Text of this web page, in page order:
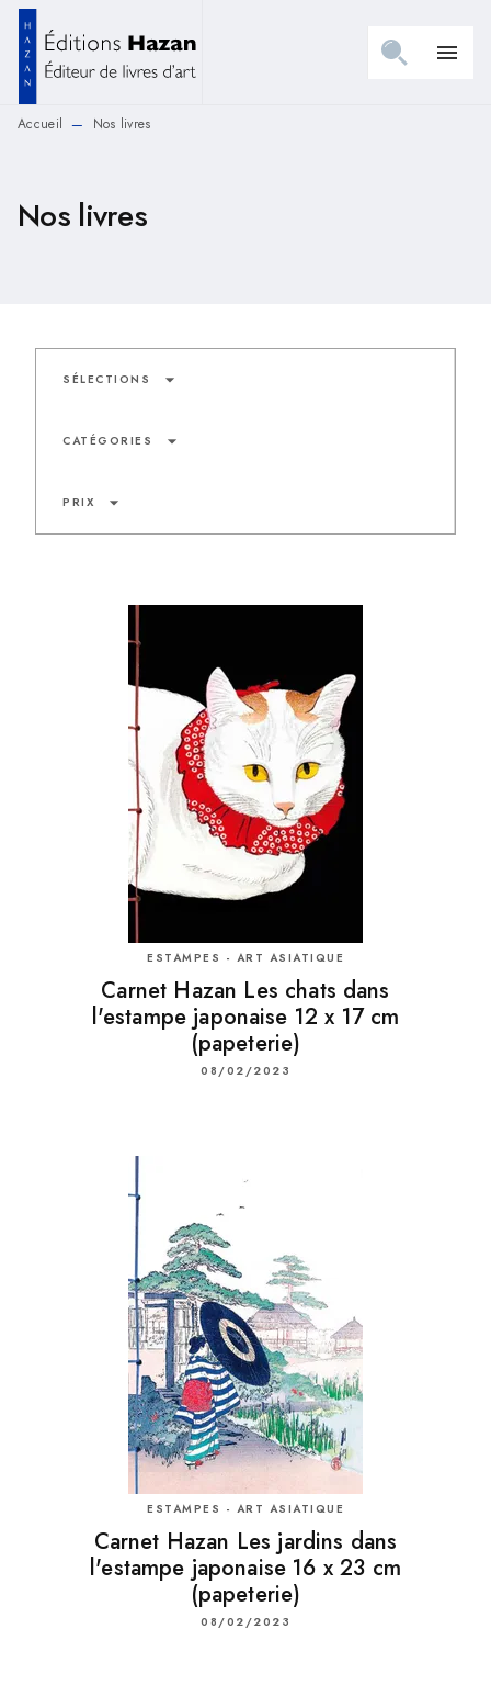
MENU RECHERCHE
PIED DE PAGE
menu
Accueil — Nos livres
Nos livres
SÉLECTIONS arrow_drop_down
CATÉGORIES arrow_drop_down
PRIX arrow_drop_down
ESTAMPES - ART ASIATIQUE
Carnet Hazan Les chats dans
l'estampe japonaise 12 x 17 cm
(papeterie)
08/02/2023
ESTAMPES - ART ASIATIQUE
Carnet Hazan Les jardins dans
l'estampe japonaise 16 x 23 cm
(papeterie)
08/02/2023